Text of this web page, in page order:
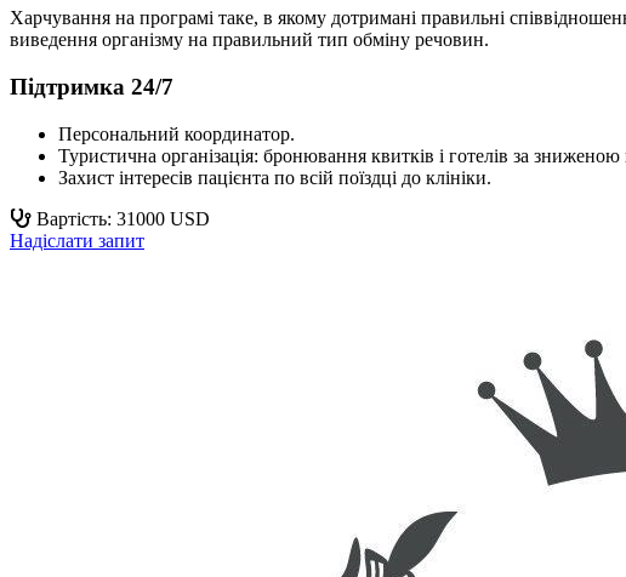
Харчування на програмі таке, в якому дотримані правильні
виведення організму на правильний тип обміну речовин.
Підтримка 24/7
Персональний координатор.
Туристична організація: бронювання квитків і готелів за
Захист інтересів пацієнта по всій поїздці до клініки.
Вартість: 31000 USD
Надіслати запит